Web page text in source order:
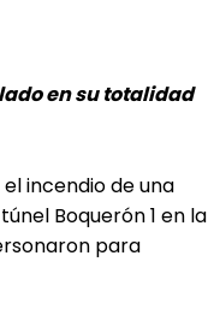
en su totalidad
incendio de una
Boquerón 1 en la
para